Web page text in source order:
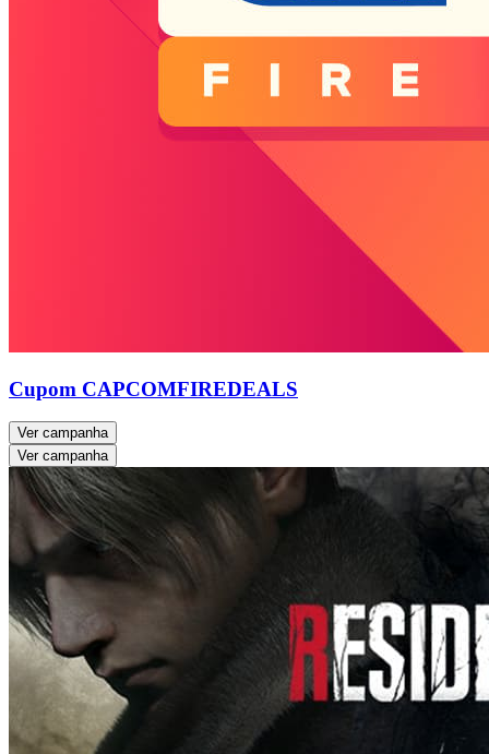
Cupom CAPCOMFIREDEALS